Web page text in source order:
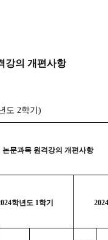
강의 개편사항
도 2학기)
논문과목 원격강의 개편사항
학년도 1학기 2024